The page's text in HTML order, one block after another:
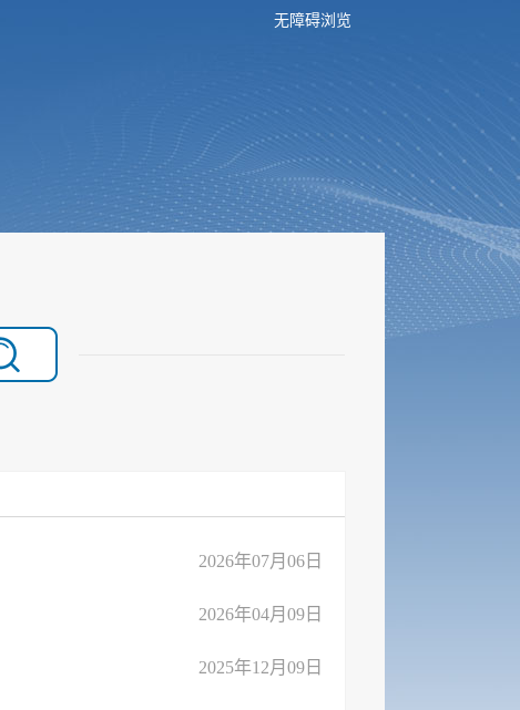
无障碍浏览
2026年07月06日
2026年04月09日
2025年12月09日